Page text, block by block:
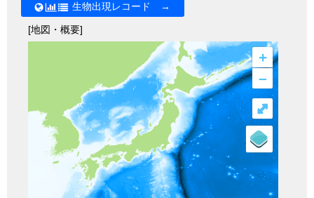
生物出現レコード →
[地図・概要]
+
–
⤢